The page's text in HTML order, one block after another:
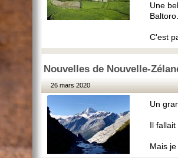
Une
Baltoro.
C'est
Nouvelles de Nouvelle-
26 mars 2020
Un
Il fallait
Mais